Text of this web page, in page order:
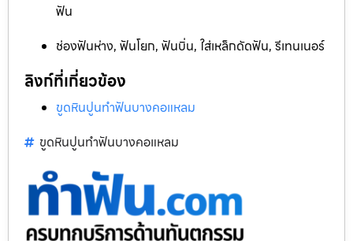
ฟัน
ช่องฟันห่าง, ฟันโยก, ฟันบิ่น, ใส่เหล็กดัดฟัน, รีเทนเนอร์
ลิงก์ที่เกี่ยวข้อง
ขูดหินปูนทำฟันบางคอแหลม
ขูดหินปูนทำฟันบางคอแหลม